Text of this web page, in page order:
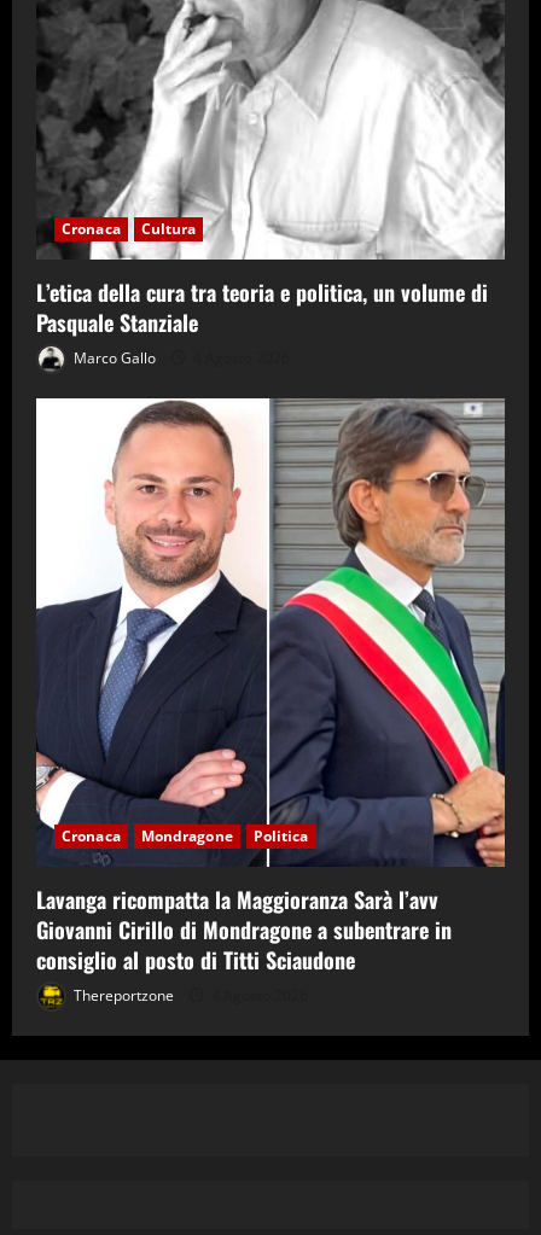
Cronaca Cultura
L’etica della cura tra teoria e politica, un volume di
Pasquale Stanziale
Marco Gallo
Cronaca Mondragone Politica
Lavanga ricompatta la Maggioranza Sarà l’avv
Giovanni Cirillo di Mondragone a subentrare in
consiglio al posto di Titti Sciaudone
Thereportzone